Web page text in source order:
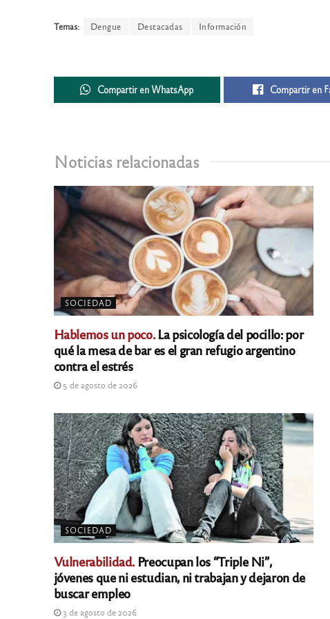
Temas: Dengue Destacadas Información
Compartir en WhatsApp Compartir en
Noticias relacionadas
SOCIEDAD
Hablemos un poco.La psicología del pocillo: por
qué la mesa de bar es el gran refugio argentino
contra el estrés
5 de agosto de 2026
SOCIEDAD
Vulnerabilidad. Preocupan los “Triple Ni”,
jóvenes que ni estudian, ni trabajan y dejaron de
buscar empleo
3 de agosto de 2026